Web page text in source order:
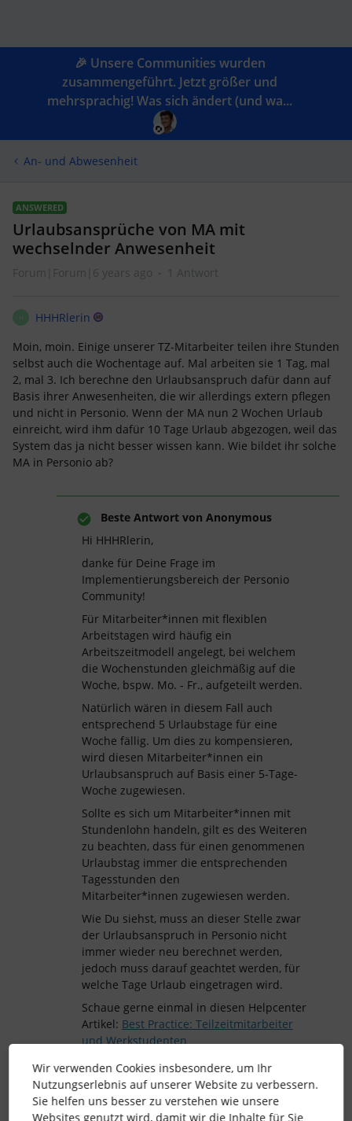
🎉 Unsere Communities wurden
zusammengeführt. Jetzt größer und
mehrsprachig! Was sich ändert (und wa...
An- und Abwesenheit
ANSWERED
Urlaubsansprüche von MA mit
wechselnder Anwesenheit
Forum|Forum|6 years ago 1 Antwort
HHHRlerin
Moin, moin. Einige unserer TZ-Mitarbeiter teilen ihre Stunden
selbst auch die Wochentage auf. Mal arbeiten sie 1 Tag, mal
2, mal 3. Ich berechne den Urlaubsanspruch dafür dann auf
Basis ihrer Anwesenheiten, die wir allerdings extern pflegen
und nicht in Personio. Wenn der MA nun 2 Wochen Urlaub
einreicht, wird ihm dafür 10 Tage Urlaub abgezogen, weil das
System das ja nicht besser wissen kann. Wie bildet ihr solche
MA in Personio ab?
Beste Antwort von Anonymous
Hi HHHRlerin,
danke für Deine Frage im
Implementierungsbereich der Personio
Community!
Für Mitarbeiter*innen mit flexiblen
Arbeitstagen wird häufig ein
Arbeitszeitmodell angelegt, bei welchem
die Wochenstunden gleichmäßig auf die
Woche, bspw. Mo. - Fr., aufgeteilt werden.
Natürlich wären in diesem Fall auch
entsprechend 5 Urlaubstage für eine
Woche fällig. Um dies zu kompensieren,
wird diesen Mitarbeiter*innen ein
Urlaubsanspruch auf Basis einer 5-Tage-
Woche zugewiesen.
Sollte es sich um Mitarbeiter*innen mit
Stundenlohn handeln, gilt es des Weiteren
zu beachten, dass für einen genommenen
Urlaubstag immer die entsprechenden
Tagesstunden den
Mitarbeiter*innen zugewiesen werden.
Wie Du siehst, muss an dieser Stelle zwar
der Urlaubsanspruch in Personio nicht
immer wieder neu berechnet werden,
jedoch muss darauf geachtet werden, für
welche Tage Urlaub eingetragen wird.
Schaue gerne einmal in diesen Helpcenter
Artikel: Best Practice: Teilzeitmitarbeiter
und Werkstudenten
Viele Grüße
Marc
Wir verwenden Cookies insbesondere, um Ihr
Nutzungserlebnis auf unserer Website zu verbessern.
Sie helfen uns besser zu verstehen wie unsere
Websites genutzt wird, damit wir die Inhalte für Sie